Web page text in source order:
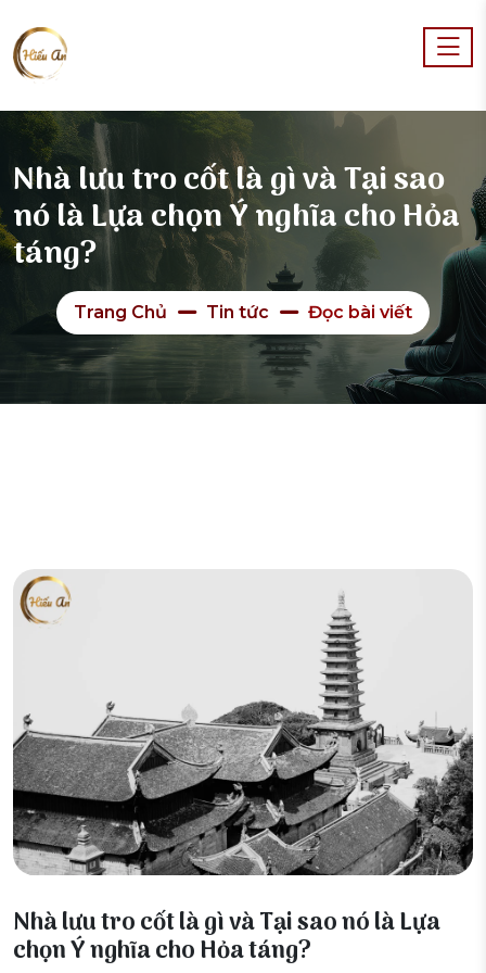
Nhà lưu tro cốt là gì và Tại sao
nó là Lựa chọn Ý nghĩa cho Hỏa
táng?
Trang Chủ Tin tức Đọc bài viết
Nhà lưu tro cốt là gì và Tại sao nó là Lựa
chọn Ý nghĩa cho Hỏa táng?